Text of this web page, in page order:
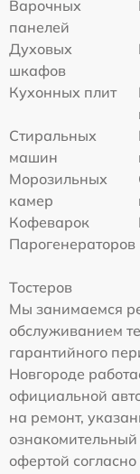
Варочных
панелей
Духовых
шкафов
Кухонных плит
Стиральных
машин
Морозильных
камер
Кофеварок
Парогенераторов
Тостеров
Мы занимаемся
обслуживанием
гарантийного
Новгороде
официальной
на ремонт,
офертой